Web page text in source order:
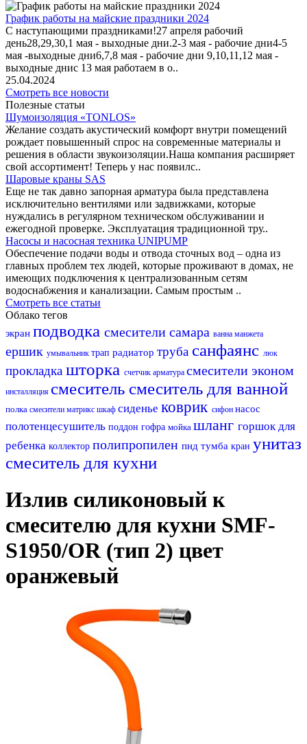
График работы на майские праздники 2024
С наступающими праздниками!27 апреля рабочий
день28,29,30,1 мая - выходные дни.2-3 мая - рабочие дни4-5
мая -выходные дни6,7,8 мая - рабочие дни 9,10,11,12 мая -
выходные днис 13 мая работаем в о..
25.04.2024
Смотреть все новости
Полезные статьи
Шумоизоляция «TONLOS»
Желание создать акустический комфорт внутри помещений
рождает повышенный спрос на современные материалы и
решения в области звукоизоляции.Наша компания расширяет
свой ассортимент! Теперь у нас появилс..
Шаровые краны SAS
Еще не так давно запорная арматура была представлена
исключительно вентилями или задвижками, которые
нуждались в регулярном техническом обслуживании и
ежегодной проверке. Эксплуатация традиционной тру..
Насосы и насосная техника UNIPUMP
Обеспечение подачи воды и отвода сточных вод – одна из
главных проблем тех людей, которые проживают в домах, не
имеющих подключения к централизованным сетям
водоснабжения и канализации. Самым простым ..
Смотреть все статьи
Облако тегов
экран подводка смесители самара ванна манжета
ершик умывальник трап радиатор труба санфаянс люк
прокладка шторка счетчик арматура смесители эконом
инсталляция смеситель смеситель для ванной
полка смесители матрикс шкаф сиденье коврик сифон насос
полотенцесушитель поддон гофра мойка шланг горшок для
ребенка коллектор полипропилен пнд тумба кран унитаз
смеситель для кухни
Излив силиконовый к
смесителю для кухни SMF-
S1950/OR (тип 2) цвет
оранжевый